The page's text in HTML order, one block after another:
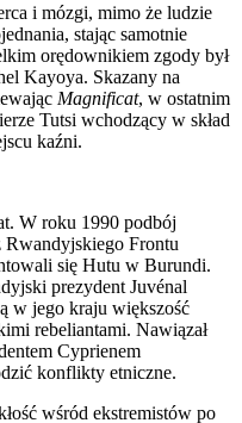
i mózgi, mimo że ludzie
stając samotnie
orędownikiem zgody był
Kayoya. Skazany na
Magnificat, w ostatnim
Tutsi wchodzący w skład
kaźni.
W roku 1990 podbój
Frontu
się Hutu w Burundi.
prezydent Juvénal
w jego kraju większość
rebeliantami. Nawiązał
Cyprienem
konflikty etniczne.
wśród ekstremistów po